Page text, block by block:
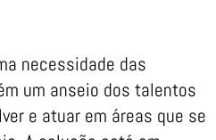
necessidade das
um anseio dos talentos
e atuar em áreas que se